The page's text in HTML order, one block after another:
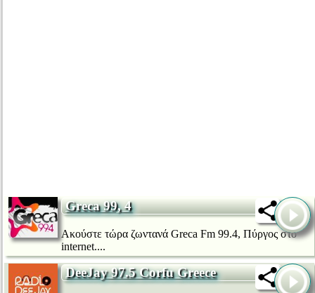
Greca 99, 4
Ακούστε τώρα ζωντανά Greca Fm 99.4, Πύργος στο
internet....
DeeJay 97.5 Corfu Greece